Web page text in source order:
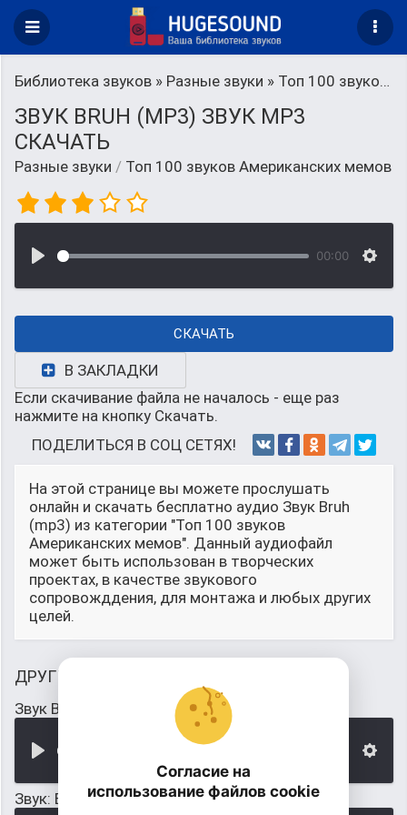
Библиотека звуков » Разные звуки » Топ 100 звуков Американских мемов
ЗВУК BRUH (MP3) ЗВУК MP3
СКАЧАТЬ
Разные звуки / Топ 100 звуков Американских мемов
00:00
СКАЧАТЬ
В ЗАКЛАДКИ
Если скачивание файла не началось - еще раз
нажмите на кнопку Скачать.
ПОДЕЛИТЬСЯ В СОЦ СЕТЯХ!
На этой странице вы можете прослушать
онлайн и скачать бесплатно аудио Звук Bruh
(mp3) из категории "Топ 100 звуков
Американских мемов". Данный аудиофайл
может быть использован в творческих
проектах, в качестве звукового
сопровожддения, для монтажа и любых других
целей.
ДРУГИЕ ЗВУКИ
Звук Bruh
Звук: BRUH (song) для soundpad
Согласие на
использование файлов cookie